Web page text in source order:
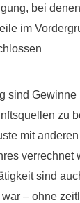
bei
im
sind Gewinne
zu
mit
verrechnet
sind
– ohne